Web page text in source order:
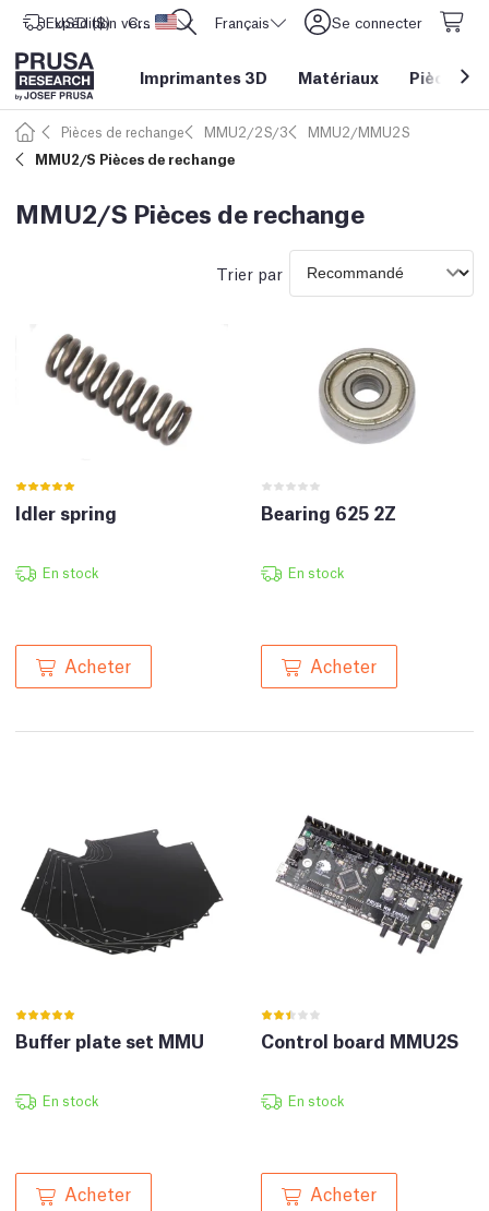
Expédition vers Etats-Unis d'Amérique
USD ($) CORE One L: Maintenant en stock ! Français Se connecter
Imprimantes 3D Matériaux Pièces&
Pièces de rechange MMU2/2S/3
MMU2/MMU2S
MMU2/S Pièces de rechange
MMU2/S Pièces de rechange
Trier par
Idler spring
En stock
Acheter
Bearing 625 2Z
En stock
Acheter
Buffer plate set MMU
En stock
Acheter
Control board MMU2S
En stock
Acheter